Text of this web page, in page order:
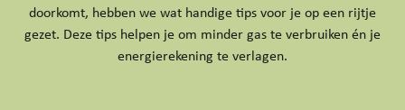
doorkomt, hebben we wat handige tips voor je op een rijtje
gezet. Deze tips helpen je om minder gas te verbruiken én je
energierekening te verlagen.